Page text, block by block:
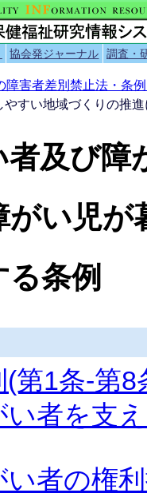
協会発ジャーナル 調査・
障害者差別禁止法・条
すい地域づくりの推
及び障
がい児
条例
第1条-第8
い者を支
い者の権